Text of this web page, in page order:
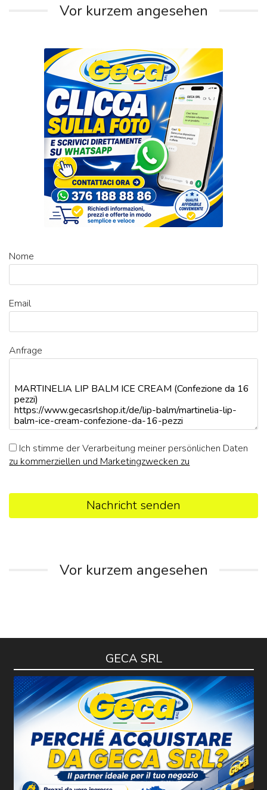
Vor kurzem angesehen
Nome
Email
Anfrage
Ich stimme der Verarbeitung meiner persönlichen Daten
zu kommerziellen und Marketingzwecken zu
Nachricht senden
Vor kurzem angesehen
GECA SRL